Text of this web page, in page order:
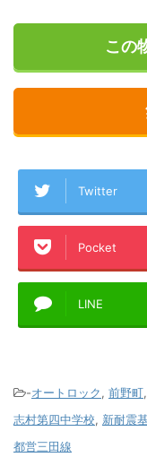
この
Twitter
Pocket
LINE
-オートロック, 前野町,
志村第四中学校, 新耐震
都営三田線